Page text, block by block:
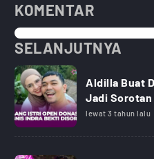
KOMENTAR
SELANJUTNYA
Aldilla Buat
Jadi Sorotan
lewat 3 tahun lalu